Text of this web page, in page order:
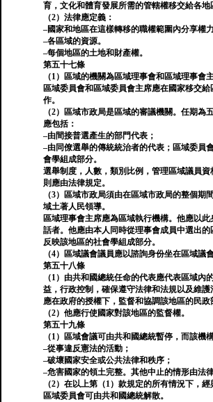
育，文化和體育發展所需的管轄權移交給各地
（2）法律應定義：
–國家和地區在這樣轉移的職權範圍內分享權力
–各區域的資源。
–每個地區的土地和財產權。
第五十七條
（1）區域的機關為區域理事會和區域理事會主
區域委員會和區域委員會主席應在國家移交
作。
（2）區域市政局是區域的審議機關。任期為
應包括：
–由間接普選產生的部門代表；
–由同僚選舉的傳統統治者的代表；區域委員
會學組成部分。
選舉制度，人數，類別比例，管理區域議員
則應由法律規定。
（3）區域市政局須由在區域市政局的整個期
域土著人民領導。
區域理事會主席應為區域執行機構。他應以
話者。他應由本人同時從理事會成員中選出
反映該地區的社會學組成部分。
（4）區域議會議員應以諮詢身份坐在區域議會
第五十八條
（1）由共和國總統任命的代表應代表區域內
益，行政控制，確保遵守法律和法規以及維
應在政府的授權下，監督和協調該地區的民政
（2）他應行使國家對該地區的監督權。
第五十九條
（1）區域會議可由共和國總統暫停，而該機
–從事違反憲法的活動；
–破壞國家安全或公共法律和秩序；
–危害國家的領土完整。其他中止的情形由法律
（2）在以上第（1）款規定的所有情況下，
區域委員會可由共和國總統解散。